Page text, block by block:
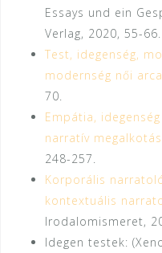
Essays und ein
Verlag, 2020, 55-66.
Test, idegenség,
modernség női arca
70.
Empátia,
narratív
248-257.
Korporális
kontextuális
Irodalomismeret,
Idegen testek: